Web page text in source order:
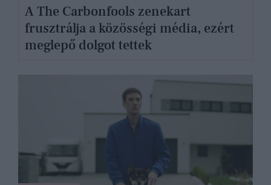
A The Carbonfools zenekart
frusztrálja a közösségi média, ezért
meglepő dolgot tettek